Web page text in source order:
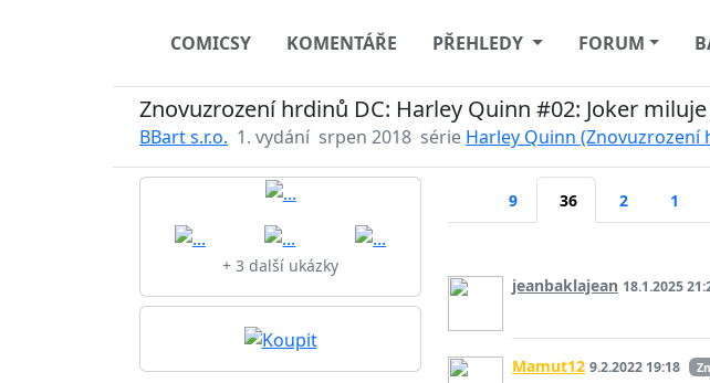
COMICSY KOMENTÁŘE PŘEHLEDY FORUM
Znovuzrození hrdinů DC: Harley Quinn #02: Joker
BBart s.r.o. 1. vydání srpen 2018 série Harley Quinn (Znovuzrození
+ 3 další ukázky
9 36 2
1
jeanbaklajean 18.1.2025
Mamut12 9.2.2022 19:18